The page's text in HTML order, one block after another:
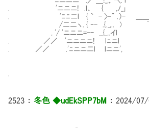
. 'ニニニ! .l、 { ,ﾉ_｣ ,.イ／ ,ニ
. 'ﾆﾆ二l { ` - 〉‐" .）- ＿
/二二ヽ. { ‐- .{._,.. )
, '/ 'ニニニ=‐- __{_,.
. ／／ 'ニニニニ! lﾆ
. ／／ .'ﾆニニ二l lニニ
2523 ： 冬色 ◆udEkSPP7bM ： 2024/07/